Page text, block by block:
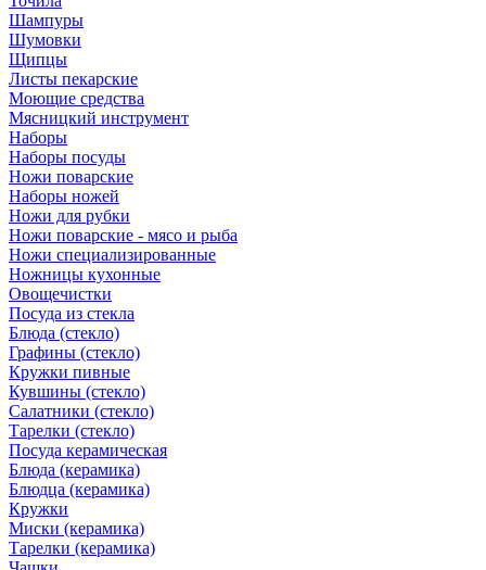
Шампуры
Шумовки
Щипцы
Листы пекарские
Моющие средства
Мясницкий инструмент
Наборы
Наборы посуды
Ножи поварские
Наборы ножей
Ножи для рубки
Ножи поварские - мясо и рыба
Ножи специализированные
Ножницы кухонные
Овощечистки
Посуда из стекла
Блюда (стекло)
Графины (стекло)
Кружки пивные
Кувшины (стекло)
Салатники (стекло)
Тарелки (стекло)
Посуда керамическая
Блюда (керамика)
Блюдца (керамика)
Кружки
Миски (керамика)
Тарелки (керамика)